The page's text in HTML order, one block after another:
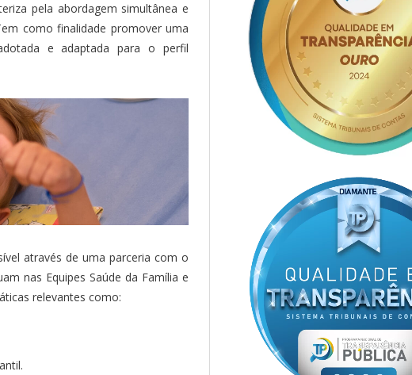
pela abordagem simultânea e
como finalidade promover uma
e adaptada para o perfil
através de uma parceria com o
nas Equipes Saúde da Família e
relevantes como: